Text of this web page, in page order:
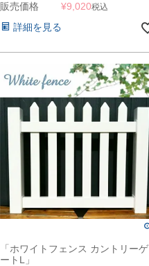
販売価格
¥9,020税込
詳細を見る
「ホワイトフェンス カントリーゲ
ートL」